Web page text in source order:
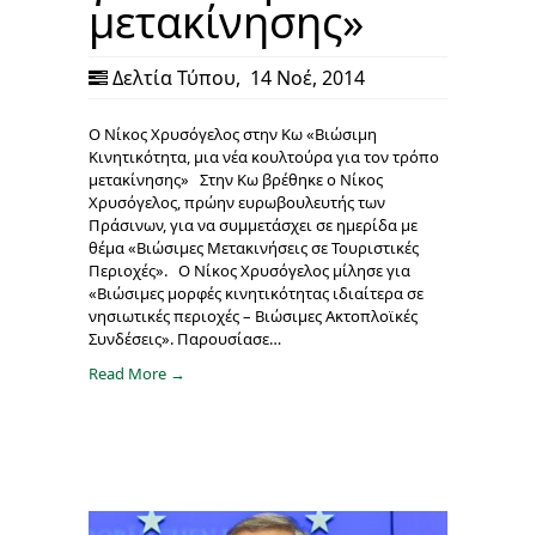
μετακίνησης»
Δελτία Τύπου, 14 Νοέ, 2014
Ο Νίκος Χρυσόγελος στην Κω «Βιώσιμη
Κινητικότητα, μια νέα κουλτούρα για τον τρόπο
μετακίνησης» Στην Κω βρέθηκε ο Νίκος
Χρυσόγελος, πρώην ευρωβουλευτής των
Πράσινων, για να συμμετάσχει σε ημερίδα με
θέμα «Βιώσιµες Μετακινήσεις σε Τουριστικές
Περιοχές». Ο Νίκος Χρυσόγελος μίλησε για
«Βιώσιµες µορφές κινητικότητας ιδιαίτερα σε
νησιωτικές περιοχές – Βιώσιµες Ακτοπλοϊκές
Συνδέσεις». Παρουσίασε…
Read More →